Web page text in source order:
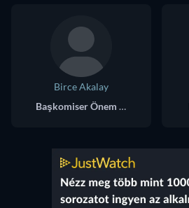
Birce Akalay
Başkomiser Önem Özülkü